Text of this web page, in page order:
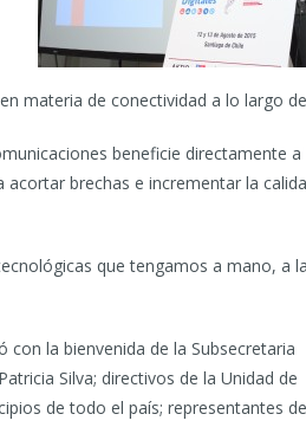
materia de conectividad a lo largo
beneficie directamente a
brechas e incrementar la
que tengamos a mano, a
la bienvenida de la Subsecretaria
Silva; directivos de la Unidad de
de todo el país; representantes